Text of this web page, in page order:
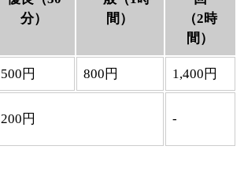
分）
間）
（2時
間）
500円 800円 1,400円
200円 -